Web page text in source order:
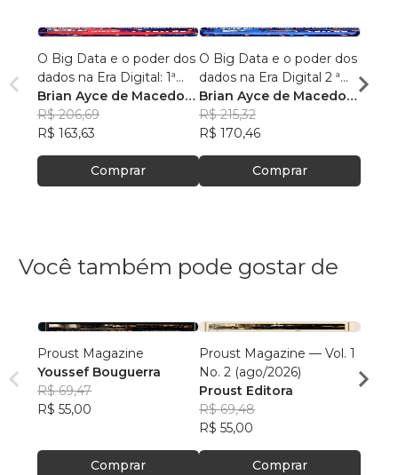
O Big Data e o poder dos
dados na Era Digital: 1ª
Edição.
Brian Ayce de Macedo
Marinho
R$ 206,69
R$ 163,63
Comprar
O Big Data e o poder dos
dados na Era Digital 2 ª
Edição:
Brian Ayce de Macedo
Marinho
R$ 215,32
R$ 170,46
Comprar
Você também pode gostar de
Proust Magazine
Youssef Bouguerra
R$ 69,47
R$ 55,00
Comprar
Proust Magazine — Vol. 1
No. 2 (ago/2026)
Proust Editora
R$ 69,48
R$ 55,00
Comprar